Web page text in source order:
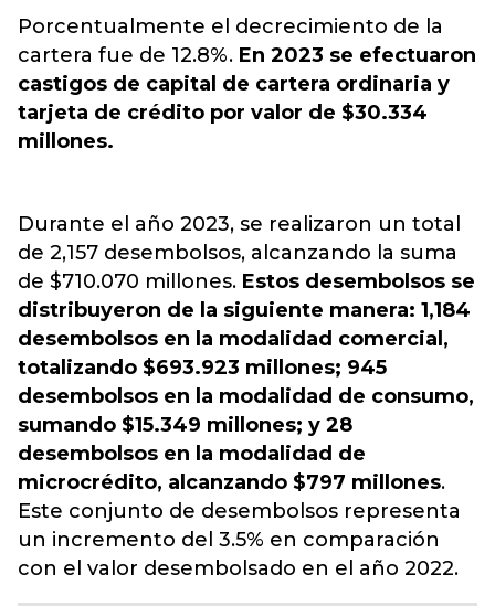
Porcentualmente el decrecimiento de la
cartera fue de 12.8%. En 2023 se efectuaron
castigos de capital de cartera ordinaria y
tarjeta de crédito por valor de $30.334
millones.
Durante el año 2023, se realizaron un total
de 2,157 desembolsos, alcanzando la suma
de $710.070 millones. Estos desembolsos se
distribuyeron de la siguiente manera: 1,184
desembolsos en la modalidad comercial,
totalizando $693.923 millones; 945
desembolsos en la modalidad de consumo,
sumando $15.349 millones; y 28
desembolsos en la modalidad de
microcrédito, alcanzando $797 millones.
Este conjunto de desembolsos representa
un incremento del 3.5% en comparación
con el valor desembolsado en el año 2022.